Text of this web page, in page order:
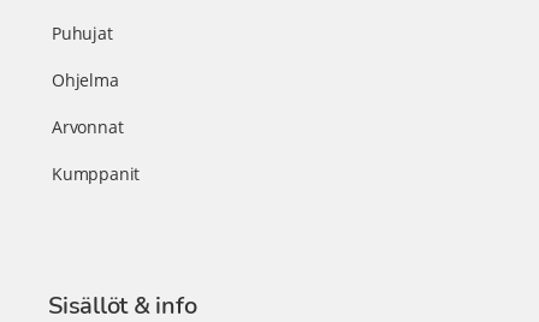
Puhujat
Ohjelma
Arvonnat
Kumppanit
Sisällöt & info